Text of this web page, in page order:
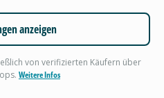
anzeigen
von verifizierten Käufern über
Weitere Infos